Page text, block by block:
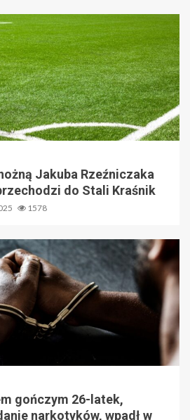
Jakuba Rzeźniczaka
do Stali Kraśnik
1578
gończym 26-latek,
narkotyków, wpadł w